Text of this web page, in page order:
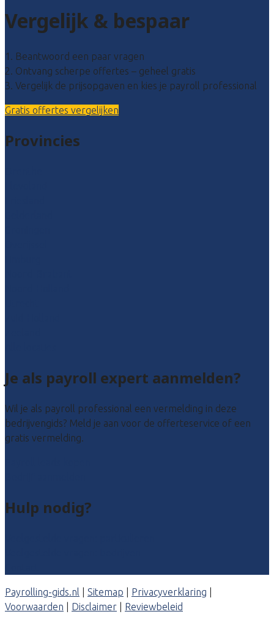
Vergelijk & bespaar
1. Beantwoord een paar vragen
2. Ontvang scherpe offertes – geheel gratis
3. Vergelijk de prijsopgaven en kies je payroll professional
Gratis offertes vergelijken
Provincies
Je als payroll expert aanmelden?
Wil je als payroll professional een vermelding in deze
bedrijvengids? Meld je aan voor de offerteservice of een
gratis vermelding.
Hulp nodig?
Payrolling-gids.nl Sitemap Privacyverklaring
Voorwaarden
Disclaimer Reviewbeleid